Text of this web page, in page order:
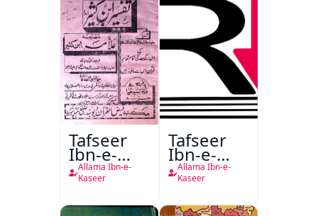
Tafseer
Ibn-e-
Kaseer
Allama Ibn-e-
Kaseer
Tafseer
Ibn-e-
Kaseer
Urdu
Allama Ibn-e-
Kaseer